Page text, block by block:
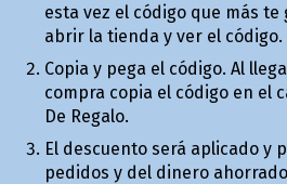
esta vez el código que más te
abrir la tienda y ver el código.
Copia y pega el código. Al
compra copia el código en el
De Regalo.
El descuento será aplicado y
pedidos y del dinero